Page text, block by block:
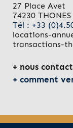
27 Place Avet
74230 THONES
Tél : +33
locations-
transactions-
nous
comment